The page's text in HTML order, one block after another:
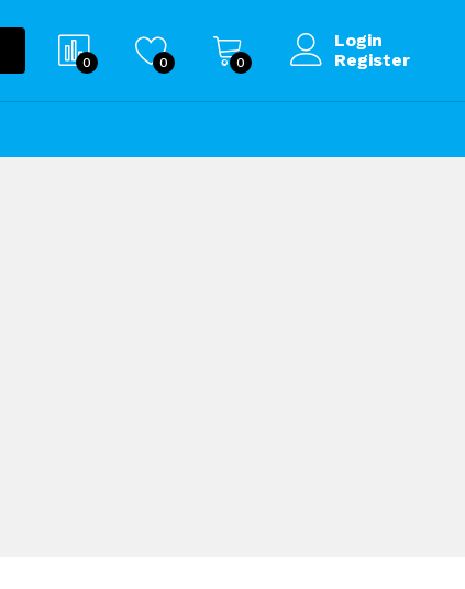
0 0 0
Login
Register